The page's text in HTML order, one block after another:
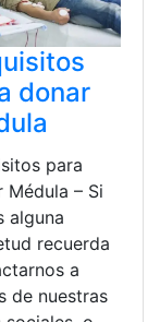
donar
para
Médula – Si
alguna
recuerda
a
de nuestras